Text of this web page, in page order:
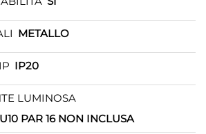
METALLO
IP20
LUMINOSA
PAR 16 NON INCLUSA